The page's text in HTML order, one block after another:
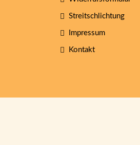
Streitschlichtung
Impressum
Kontakt